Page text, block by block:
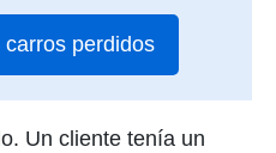
perdidos
Un cliente tenía un